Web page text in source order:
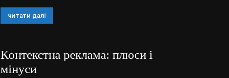
читати далі
Контекстна реклама: плюси і
мінуси